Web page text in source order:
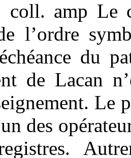
coll. amp Le
l’ordre
du
de Lacan
Le
des